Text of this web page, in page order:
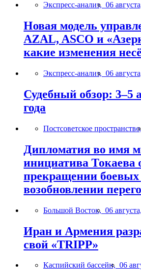
Экспресс-анализ, 06
Новая модель
AZAL, ASCO и
какие изменения
Экспресс-анализ, 06
Судебный обзор: 3–5
года
Постсоветское
Дипломатия во имя
инициатива Токаева
прекращении боевых
возобновлении
Большой Восток, 06
Иран и Армения
свой «TRIPP»
Каспийский бассейн, 06